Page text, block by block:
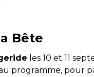
Bête
les 10 et 11
programme, pour